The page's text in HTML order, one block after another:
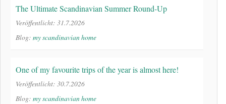
The Ultimate Scandinavian Summer Round-Up
Veröffentlicht: 31.7.2026
Blog: my scandinavian home
One of my favourite trips of the year is almost here!
Veröffentlicht: 30.7.2026
Blog: my scandinavian home